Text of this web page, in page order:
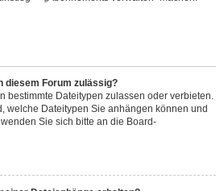
diesem Forum zulässig?
bestimmte Dateitypen zulassen oder verbieten.
welche Dateitypen Sie anhängen können und
Sie sich bitte an die Board-